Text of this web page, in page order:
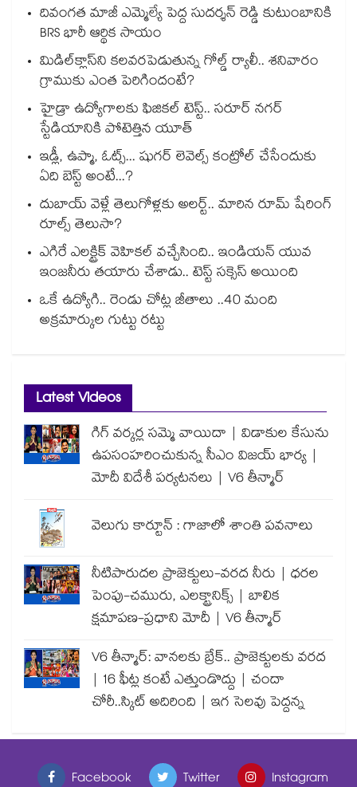
దివంగత మాజీ ఎమ్మెల్యే పెద్ద సుదర్శన్ రెడ్డి కుటుంబానికి
BRS భారీ ఆర్థిక సాయం
మిడిల్‌క్లాస్‌ని కలవరపెడుతున్న గోల్డ్ ర్యాలీ.. శనివారం
గ్రాముకు ఎంత పెరిగిందంటే?
హైడ్రా ఉద్యోగాలకు ఫిజికల్ టెస్ట్.. సరూర్ నగర్
స్టేడియానికి పోటెత్తిన యూత్
ఇడ్లీ, ఉప్మా, ఓట్స్... షుగర్ లెవెల్స్ కంట్రోల్ చేసేందుకు
ఏది బెస్ట్ అంటే...?
దుబాయ్ వెళ్లే తెలుగోళ్లకు అలర్ట్.. మారిన రూమ్ షేరింగ్‌
రూల్స్ తెలుసా?
ఎగిరే ఎలక్ట్రిక్ వెహికల్ వచ్చేసింది.. ఇండియన్ యువ
ఇంజనీరు తయారు చేశాడు.. టెస్ట్ సక్సెస్ అయింది
ఒకే ఉద్యోగి.. రెండు చోట్ల జీతాలు ..40 మంది
అక్రమార్కుల గుట్టు రట్టు
Latest Videos
గిగ్ వర్కర్ల సమ్మె వాయిదా | విడాకుల కేసును
ఉపసంహరించుకున్న సీఎం విజయ్ భార్య |
మోదీ విదేశీ పర్యటనలు | V6 తీన్మార్
వెలుగు కార్టూన్ : గాజాలో శాంతి పవనాలు
నీటిపారుదల ప్రాజెక్టులు-వరద నీరు | ధరల
పెంపు-చమురు, ఎలక్ట్రానిక్స్ | బాలిక
క్షమాపణ-ప్రధాని మోదీ | V6 తీన్మార్
V6 తీన్మార్: వానలకు బ్రేక్.. ప్రాజెక్టులకు వరద
| 16 ఫీట్ల కంటే ఎత్తుండొద్దు | చందా
చోరీ..స్కిట్ అదిరింది | ఇగ సెలవు పెద్దన్న
Facebook Twitter Instagram